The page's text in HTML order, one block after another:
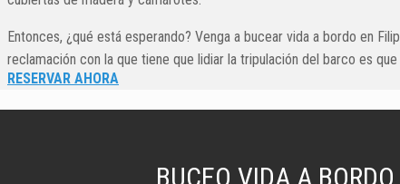
Entonces, ¿qué está esperando? Venga a bucear vida a bordo en
reclamación con la que tiene que lidiar la tripulación del barco es
RESERVAR AHORA
BUCEO VIDA A